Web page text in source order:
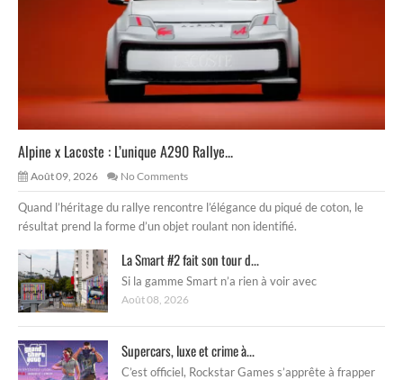
Alpine x Lacoste : L’unique A290 Rallye...
Août 09, 2026 No Comments
Quand l’héritage du rallye rencontre l’élégance du piqué de coton, le
résultat prend la forme d’un objet roulant non identifié.
La Smart #2 fait son tour d...
Si la gamme Smart n’a rien à voir avec
Août 08, 2026
Supercars, luxe et crime à...
C’est officiel, Rockstar Games s’apprête à frapper